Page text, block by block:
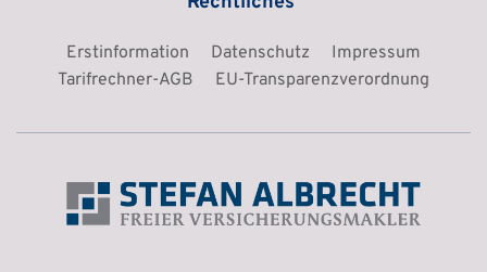
Erstinformation Datenschutz
Impressum
Tarifrechner-AGB
EU-Transparenzverordnung